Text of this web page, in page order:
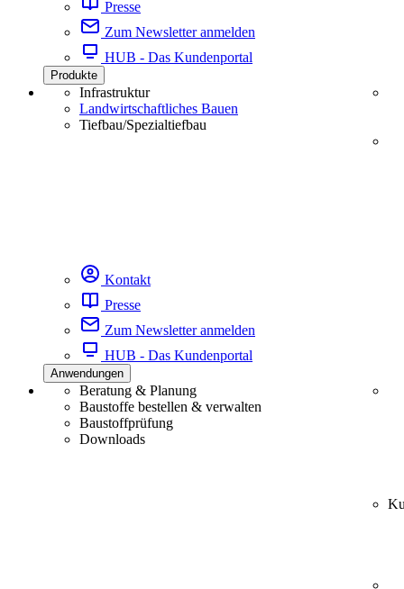
Presse
Zum Newsletter anmelden
HUB - Das Kundenportal
Produkte
Infrastruktur
Landwirtschaftliches Bauen
Tiefbau/Spezialtiefbau
Kontakt
Presse
Zum Newsletter anmelden
HUB - Das Kundenportal
Anwendungen
Beratung & Planung
Baustoffe bestellen & verwalten
Baustoffprüfung
Downloads